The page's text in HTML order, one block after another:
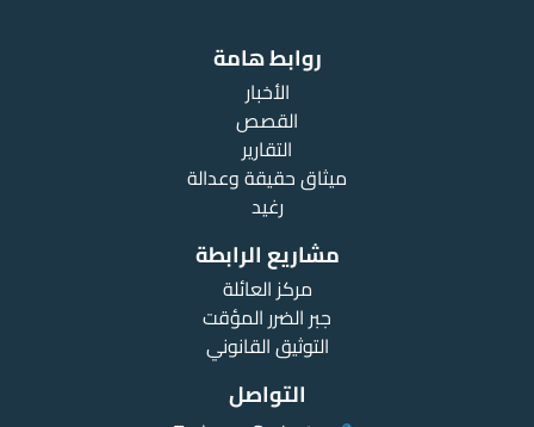
روابط هامة
الأخبار
القصص
التقارير
ميثاق حقيقة وعدالة
رغيد
مشاريع الرابطة
مركز العائلة
جبر الضرر المؤقت
التوثيق القانوني
التواصل